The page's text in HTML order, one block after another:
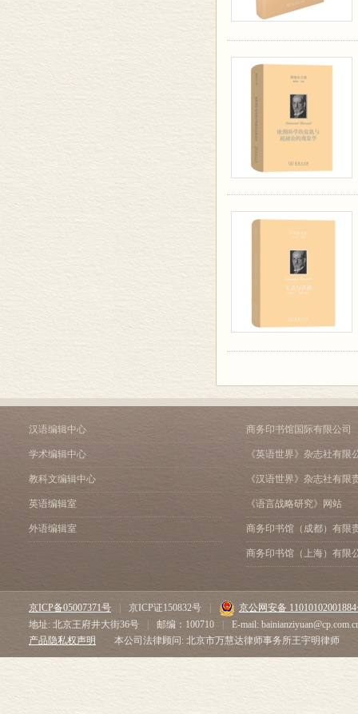
汉语编辑中心
学术编辑中心
教科文编辑中心
英语编辑室
外语编辑室
商务印书馆国际有限公司
《英语世界》杂志社有限
《汉语世界》杂志社有限
《语言战略研究》网站
商务印书馆（成都）有限
商务印书馆（上海）有限
京ICP备05007371号 京ICP证150832号
京公网安备
地址: 北京王府井大街36号
邮编：100710
E-mail:
产品隐私权声明
本公司法律顾问: 北京市万慧达律师事务所王宇明律师